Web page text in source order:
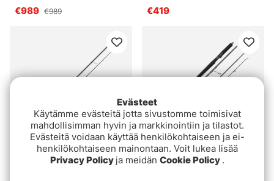
€989 €989
€419
Nays One Spinning
Westin W2 Powercast
Evästeet
Käytämme evästeitä jotta sivustomme toimisivat
mahdollisimman hyvin ja markkinointiin ja tilastot.
Evästeitä voidaan käyttää henkilökohtaiseen ja ei-
henkilökohtaiseen mainontaan. Voit lukea lisää
Privacy Policy ja meidän Cookie Policy .